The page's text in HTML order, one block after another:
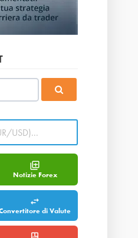
Notizie Forex
di Valute